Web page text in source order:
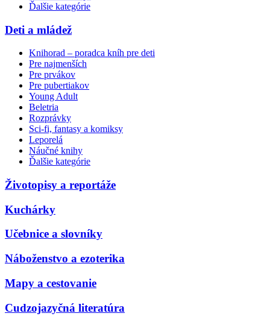
Ďalšie kategórie
Deti a mládež
Knihorad – poradca kníh pre deti
Pre najmenších
Pre prvákov
Pre pubertiakov
Young Adult
Beletria
Rozprávky
Sci-fi, fantasy a komiksy
Leporelá
Náučné knihy
Ďalšie kategórie
Životopisy a reportáže
Kuchárky
Učebnice a slovníky
Náboženstvo a ezoterika
Mapy a cestovanie
Cudzojazyčná literatúra